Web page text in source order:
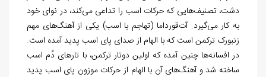
دشت، تصنیف‌هایی که حرکات اسب را تداعی می‌کند، در نوای خود
به کار می‌گیرد. آت‌قورداما (تهاجم با اسب) یکی از آهنگ‌های مهم
زنبورک ترکمن است که با الهام از صدای پای اسب پدید آمده است.
در افسانه‌ها چنین آمده که اولین دوتار ترکمن، با تارهای دُم اسب
ساخته شد و آهنگ‌های آن با الهام از حرکات موزون پای اسب پدید